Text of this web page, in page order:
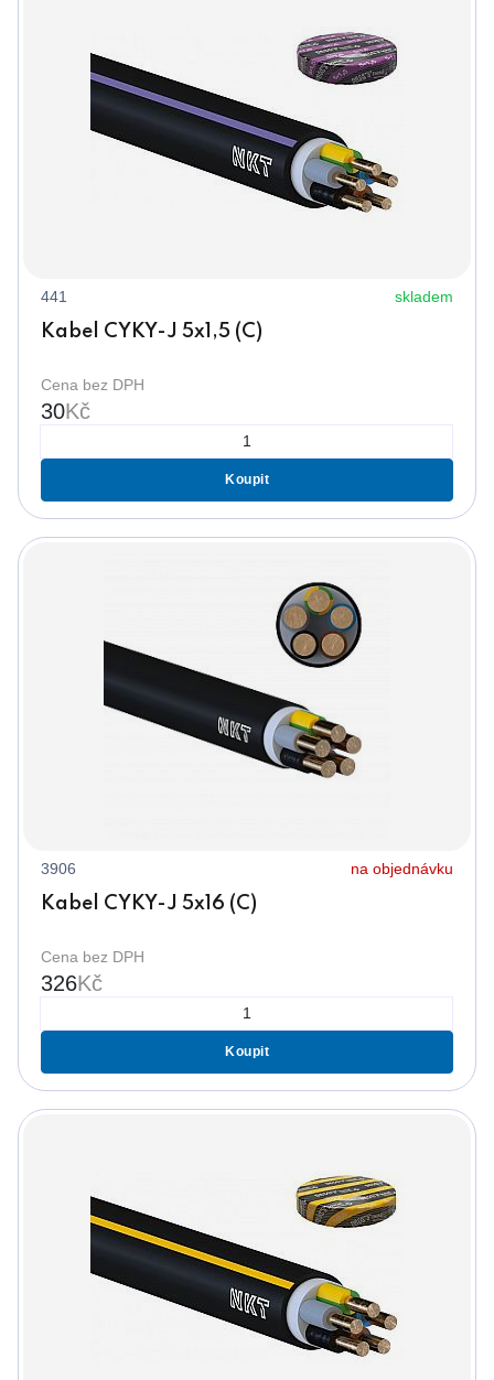
441 skladem
Kabel CYKY-J 5x1,5 (C)
Cena bez DPH
30Kč
Koupit
3906 na objednávku
Kabel CYKY-J 5x16 (C)
Cena bez DPH
326Kč
Koupit